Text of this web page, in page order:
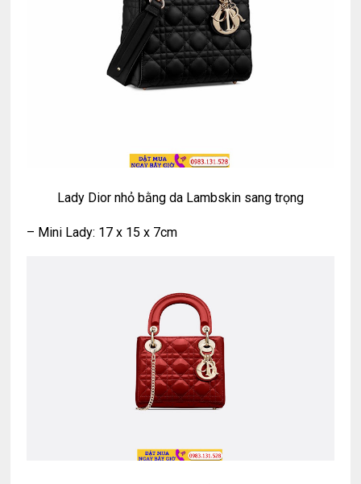
Lady Dior nhỏ bằng da Lambskin sang trọng
– Mini Lady: 17 x 15 x 7cm